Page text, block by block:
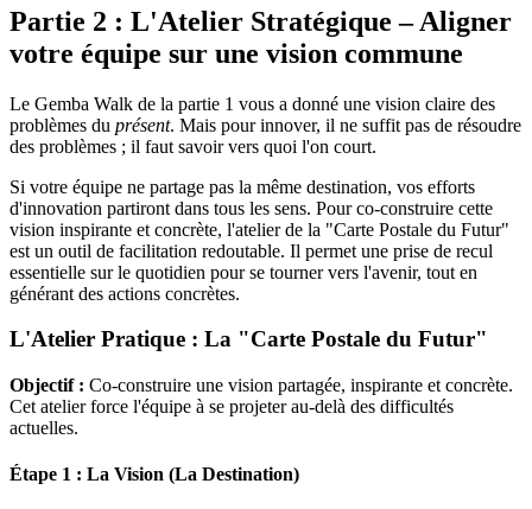
Partie 2 : L'Atelier Stratégique – Aligner
votre équipe sur une vision commune
Le Gemba Walk de la partie 1 vous a donné une vision claire des
problèmes du présent. Mais pour innover, il ne suffit pas de résoudre
des problèmes ; il faut savoir vers quoi l'on court.
Si votre équipe ne partage pas la même destination, vos efforts
d'innovation partiront dans tous les sens. Pour co-construire cette
vision inspirante et concrète, l'atelier de la "Carte Postale du Futur"
est un outil de facilitation redoutable. Il permet une prise de recul
essentielle sur le quotidien pour se tourner vers l'avenir, tout en
générant des actions concrètes.
L'Atelier Pratique : La "Carte Postale du Futur"
Objectif : Co-construire une vision partagée, inspirante et concrète.
Cet atelier force l'équipe à se projeter au-delà des difficultés
actuelles.
Étape 1 : La Vision (La Destination)